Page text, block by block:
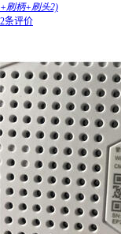
+刷柄+刷头2)
2条评价